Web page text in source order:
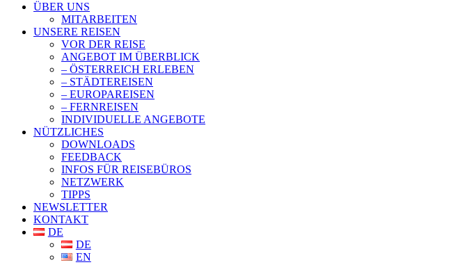
ÜBER UNS
MITARBEITEN
UNSERE REISEN
VOR DER REISE
ANGEBOT IM ÜBERBLICK
– ÖSTERREICH ERLEBEN
– STÄDTEREISEN
– EUROPAREISEN
– FERNREISEN
INDIVIDUELLE ANGEBOTE
NÜTZLICHES
DOWNLOADS
FEEDBACK
INFOS FÜR REISEBÜROS
NETZWERK
TIPPS
NEWSLETTER
KONTAKT
DE
DE
EN